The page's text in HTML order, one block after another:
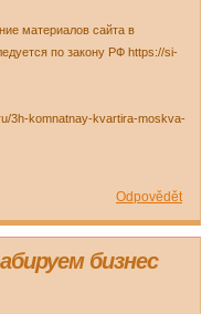
материалов сайта в
по закону РФ https://si-
3h-komnatnay-kvartira-moskva-
Odpovědět
бизнес